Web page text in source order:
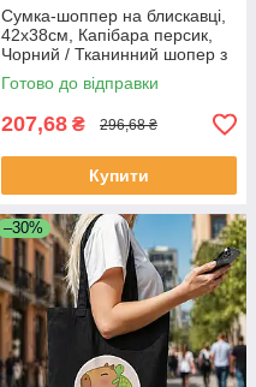
Сумка-шоппер на блискавці,
42х38см, Капібара персик,
Чорний / Тканинний шопер з
принтом / Сумка для покупок
Готово до відправки
207,68 ₴ 296,68 ₴
Купити
–30%